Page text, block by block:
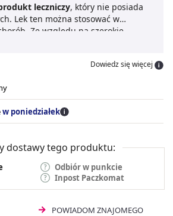
leczniczy, który nie posiada
Lek ten można stosować w
Ze względu na szerokie
nie dodaje się ulotki, ani
Dowiedz się więcej
w poniedziałek
dostawy tego produktu:
Odbiór w punkcie
Inpost Paczkomat
POWIADOM ZNAJOMEGO